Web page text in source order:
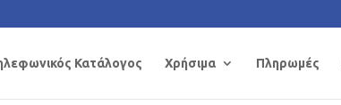
Κατάλογος Χρήσιμα Πληρωμές